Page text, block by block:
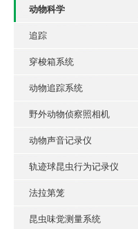
动物科学
追踪
穿梭箱系统
动物追踪系统
野外动物侦察照相机
动物声音记录仪
轨迹球昆虫行为记录仪
法拉第笼
昆虫味觉测量系统